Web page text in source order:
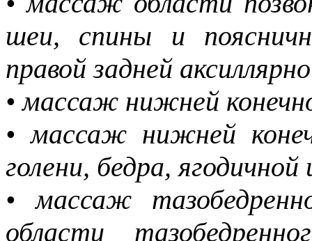
шеи, спины и
правой задней
• массаж нижней
• массаж нижней
голени, бедра,
• массаж
области